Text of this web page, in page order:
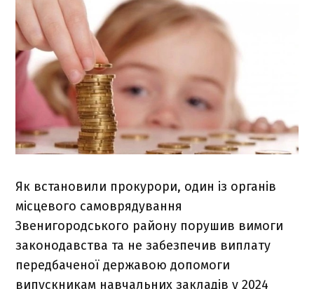
Як встановили прокурори, один із органів
місцевого самоврядування
Звенигородського району порушив вимоги
законодавства та не забезпечив виплату
передбаченої державою допомоги
випускникам навчальних закладів у 2024